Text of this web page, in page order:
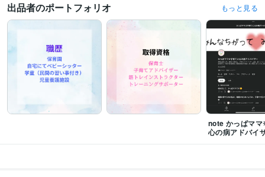
出品者のポートフォリオ もっと見る
note かっぱマ
心の病アドバイ